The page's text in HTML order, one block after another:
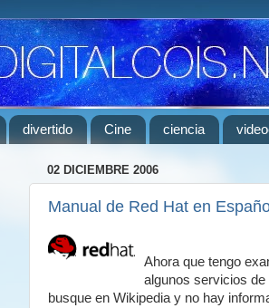
divertido Cine ciencia
02 DICIEMBRE 2006
Manual de Red Hat en
Ahora que tengo
algunos servicios de
busque en Wikipedia y no hay